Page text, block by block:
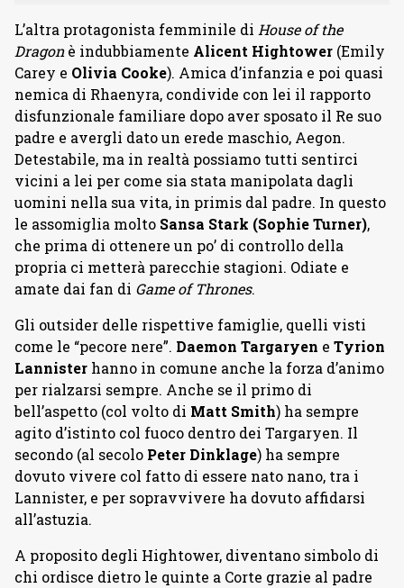
L’altra protagonista femminile di House of the
Dragonè indubbiamente Alicent Hightower (Emily
Carey e Olivia Cooke). Amica d’infanzia e poi quasi
nemica di Rhaenyra, condivide con lei il rapporto
disfunzionale familiare dopo aver sposato il Re suo
padre e avergli dato un erede maschio, Aegon.
Detestabile, ma in realtà possiamo tutti sentirci
vicini a lei per come sia stata manipolata dagli
uomini nella sua vita, in primis dal padre. In questo
le assomiglia molto Sansa Stark (Sophie Turner),
che prima di ottenere un po’ di controllo della
propria ci metterà parecchie stagioni. Odiate e
amate dai fan di Game of Thrones.
Gli outsider delle rispettive famiglie, quelli visti
come le “pecore nere”. Daemon Targaryen e Tyrion
Lannister hanno in comune anche la forza d’animo
per rialzarsi sempre. Anche se il primo di
bell’aspetto (col volto di Matt Smith) ha sempre
agito d’istinto col fuoco dentro dei Targaryen. Il
secondo (al secolo Peter Dinklage) ha sempre
dovuto vivere col fatto di essere nato nano, tra i
Lannister, e per sopravvivere ha dovuto affidarsi
all’astuzia.
A proposito degli Hightower, diventano simbolo di
chi ordisce dietro le quinte a Corte grazie al padre